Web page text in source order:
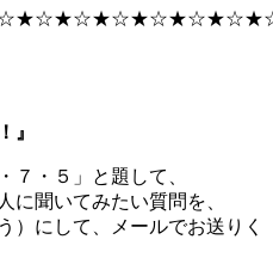
』
７・５」と題して、
に聞いてみたい質問を、
）にして、メールでお送りく